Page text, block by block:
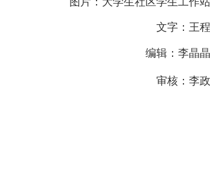
文字：王程
编辑：李晶晶
审核：李政